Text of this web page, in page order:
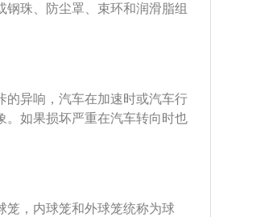
珠、防尘罩、束环和润滑脂组
动力从变速器传递到两个前车
桥的转向球头拉杆胶套以及整
的异响，汽车在加速时或汽车行
。如果损坏严重在汽车转向时也
油加速发力的时候才会咔咔异
间只能相对转动、不会产生轴
传递转矩的过程中，主从动轴
笼，内球笼和外球笼统称为球